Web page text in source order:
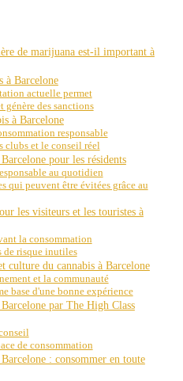
de marijuana est-il important à
à Barcelone
actuelle permet
génère des sanctions
à Barcelone
responsable
clubs et le conseil réel
pour les résidents
au quotidien
qui peuvent être évitées grâce au
les visiteurs et les touristes à
la consommation
de risque inutiles
culture du cannabis à Barcelone
et la communauté
base d'une bonne expérience
par The High Class
de consommation
: consommer en toute